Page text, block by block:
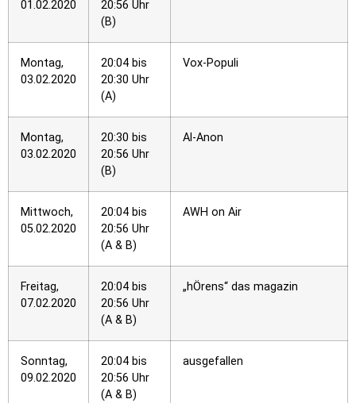
01.02.2020
20:56 Uhr
(B)
Montag,
03.02.2020
20:04 bis
20:30 Uhr
(A)
Vox-Populi
Montag,
03.02.2020
20:30 bis
20:56 Uhr
(B)
Al-Anon
Mittwoch,
05.02.2020
20:04 bis
20:56 Uhr
(A & B)
AWH on Air
Freitag,
07.02.2020
20:04 bis
20:56 Uhr
(A & B)
„hÖrens“ das magazin
Sonntag,
09.02.2020
20:04 bis
20:56 Uhr
(A & B)
ausgefallen